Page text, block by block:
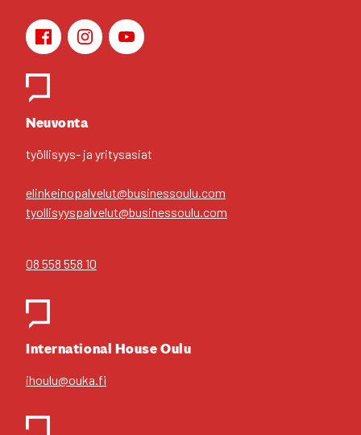
Face­bookIns­ta­gramYou­Tu­be
Neu­von­ta
työl­li­syys- ja yri­tys­asiat
elinkeinopalvelut@businessoulu.com
tyollisyyspalvelut@businessoulu.com
08 558 558 10
Inter­na­tio­nal House Oulu
ihoulu@ouka.fi